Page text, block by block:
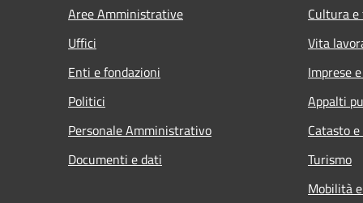
Aree Amministrative
Uffici
Enti e fondazioni
Politici
Personale Amministrativo
Documenti e dati
Cultura
Vita
Imprese
Appalti
Catasto
Turismo
Mobilità